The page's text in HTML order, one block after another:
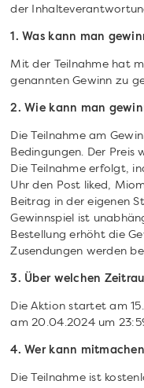
der
1. Was kann man
Mit der Teilnahme hat
genannten Gewinn zu
2. Wie kann man
Die Teilnahme am
Bedingungen. Der Preis
Die Teilnahme erfolgt,
Uhr den Post liked,
Beitrag in der eigenen
Gewinnspiel ist
Bestellung erhöht die
Zusendungen werden
3. Über welchen
Die Aktion startet am
am 20.04.2024 um
4. Wer kann
Die Teilnahme ist